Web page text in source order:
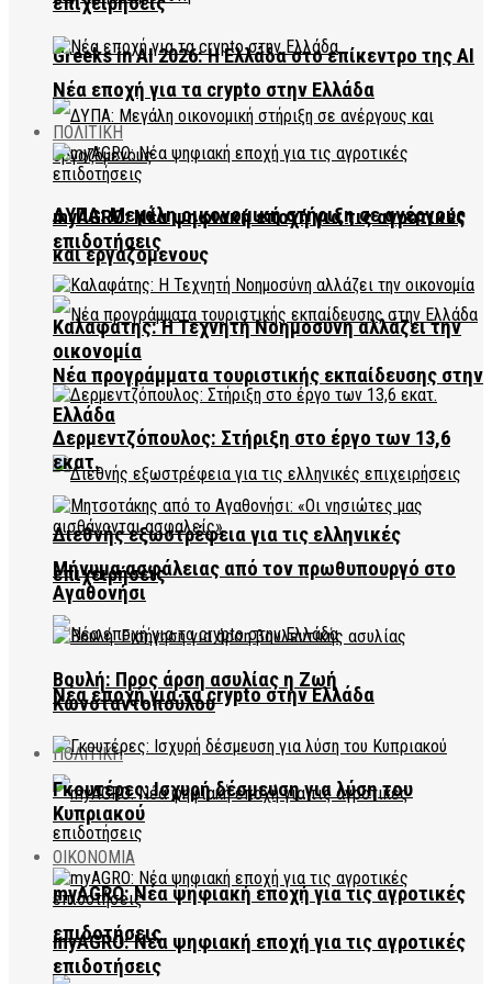
Greeks in AI 2026: Η Ελλάδα στο επίκεντρο της AI
ΔΥΠΑ: Μεγάλη οικονομική στήριξη σε ανέργους
και εργαζόμενους
Νέα προγράμματα τουριστικής εκπαίδευσης στην
Ελλάδα
Διεθνής εξωστρέφεια για τις ελληνικές
επιχειρήσεις
Νέα εποχή για τα crypto στην Ελλάδα
ΠΟΛΙΤΙΚΗ
myAGRO: Νέα ψηφιακή εποχή για τις αγροτικές
επιδοτήσεις
Νέα εποχή για τα crypto στην Ελλάδα
ΠΟΛΙΤΙΚΗ
myAGRO: Νέα ψηφιακή εποχή για τις αγροτικές
επιδοτήσεις
Καλαφάτης: Η Τεχνητή Νοημοσύνη αλλάζει την
οικονομία
Δερμεντζόπουλος: Στήριξη στο έργο των 13,6
εκατ.
Μήνυμα ασφάλειας από τον πρωθυπουργό στο
Αγαθονήσι
Βουλή: Προς άρση ασυλίας η Ζωή
Κωνσταντοπούλου
Γκουτέρες: Ισχυρή δέσμευση για λύση του
Κυπριακού
ΟΙΚΟΝΟΜΙΑ
myAGRO: Νέα ψηφιακή εποχή για τις αγροτικές
επιδοτήσεις